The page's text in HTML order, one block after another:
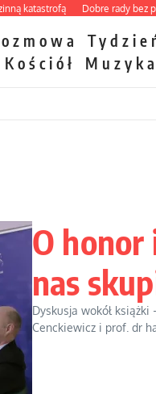
Dobre rady bez
Kościół Muzyka
O
nas
Dyskusja wokół książki
Cenckiewicz i prof. dr